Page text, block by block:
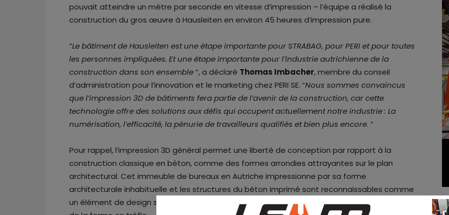
pouvait atteindre un mètre par seconde en vitesse d’impression – l’équipe a réalisé la
construction du gros œuvre à Hausleiten en environ 45 heures d’impression pure.
“Le bâtiment de Hausleiten est une étape importante pour STRABAG, pour PERI et pour toutes
les personnes impliquées. Et une étape importante pour l’industrie autrichienne de la
construction dans son ensemble“, a déclaré Thomas Imbacher, membre du conseil
d’administration pour l’innovation et le marketing chez PERI SE. “Nous sommes convaincus
que l’impression 3D de bâtiments fera partie de l’avenir de la construction, car cette
technologie offre des solutions aux défis qui occupent actuellement notre industrie : La
numérisation, l’efficacité, la pénurie de travailleurs qualifiés et bien plus encore. “
Pour rappel, l’impression 3D général permet une liberté de conception par rapport à la
construction classique en béton, comme des formes arrondies attrayantes sur le plan
architectural. Cet immeuble de bureaux en Autriche impressionne par sa forme
architecturale inhabituelle et les structures du béton imprimé sont reconnaissables comme
un élément de design sur la façade, ce qui donne au bâtiment un aspect particulier en plus